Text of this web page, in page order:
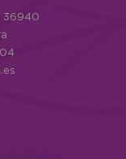
36940